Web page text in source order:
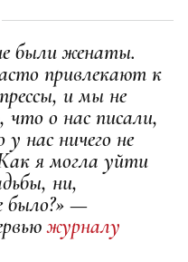
были женаты.
привлекают к
и мы не
что о нас писали,
нас ничего не
я могла уйти
ни,
было?» —
журналу